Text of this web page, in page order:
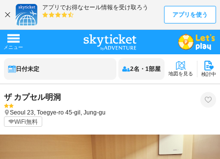
日付未定 2名 ・ 1部屋
地図を見る 検討中
ザ カプセル明洞
Seoul 23, Toegye-ro 45-gil, Jung-gu
WiFi無料